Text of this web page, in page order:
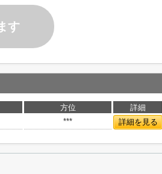
す
方位
詳細
*** 詳細を見る